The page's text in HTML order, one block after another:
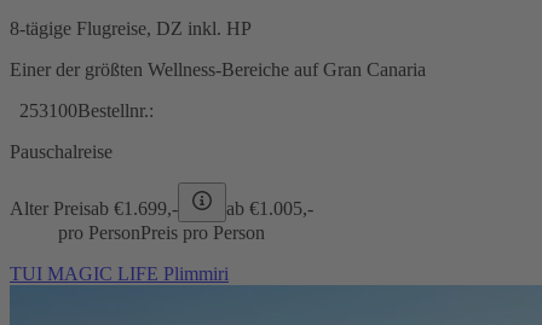
8-tägige Flugreise, DZ inkl. HP
Einer der größten Wellness-Bereiche auf Gran Canaria
253100Bestellnr.:
Pauschalreise
Alter Preisab €1.699,- ab €1.005,-
pro PersonPreis pro Person
TUI MAGIC LIFE Plimmiri